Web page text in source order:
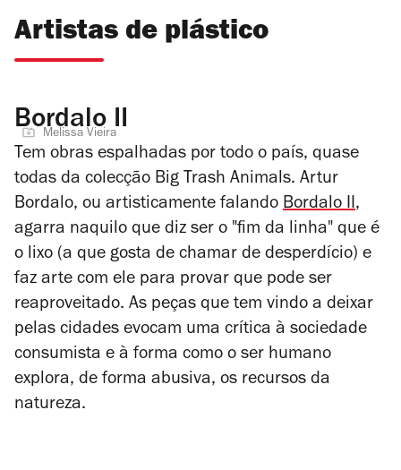
Artistas de plástico
Bordalo II
Melissa Vieira
Tem obras espalhadas por todo o país, quase
todas da colecção Big Trash Animals. Artur
Bordalo, ou artisticamente falando Bordalo II,
agarra naquilo que diz ser o "fim da linha" que é
o lixo (a que gosta de chamar de desperdício) e
faz arte com ele para provar que pode ser
reaproveitado. As peças que tem vindo a deixar
pelas cidades evocam uma crítica à sociedade
consumista e à forma como o ser humano
explora, de forma abusiva, os recursos da
natureza.